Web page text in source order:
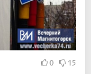
0 15